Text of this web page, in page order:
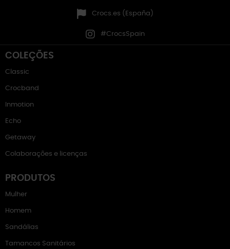
Crocs.es (España)
#CrocsSpain
COLEÇÕES
Classic
Crocband
Inmotion
Echo
Getaway
Colaborações e licenças
PRODUTOS
Mulher
Homem
Sandálias
Tamancos Sanitários